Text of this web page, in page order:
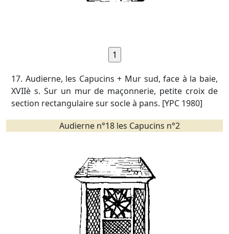
17. Audierne, les Capucins + Mur sud, face à la baie,
XVIIè s. Sur un mur de maçonnerie, petite croix de
section rectangulaire sur socle à pans. [YPC 1980]
Audierne n°18 les Capucins n°2